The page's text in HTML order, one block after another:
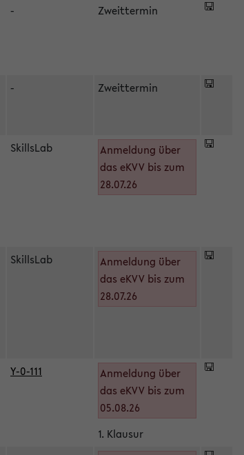
- Zweittermin
- Zweittermin
SkillsLab
Anmeldung über
das eKVV bis zum
28.07.26
SkillsLab
Anmeldung über
das eKVV bis zum
28.07.26
Y-0-111
Anmeldung über
das eKVV bis zum
05.08.26
1. Klausur